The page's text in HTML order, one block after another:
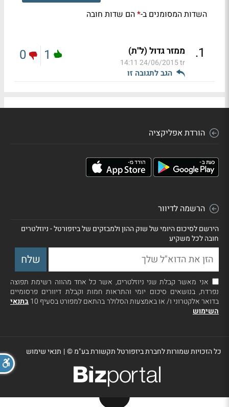
השדות המסומנים ב-*הם שדות חובה
1
. ממזר גדול (ל"ת)
tr
24/06/2015 14:11
הגב לתגובה זו
1
0
הורדת אפליקציה
הרשמה לדיוור
הירשם לסיכום היומי של שוק ההון ולמבזקים של ביזפורטל - ניוזלטרים
חובה לכל משקיע
אני מאשר קבלת שני ניוזלטרים, אשר כל אחד מהווה רשימת תפוצה
נפרדת, בנושאים סיכום יומי והתראות חמות וקבלת דיוורים פרסומיים
בדואר אלקטרוני ו/ או באמצעות הסלולר בהתאם למפורט בסעיף 10
בתנאי
השימוש
כל הזכויות שמורות לחברת ביזפורטל תקשורת בע"מ ©| תנאי שימוש